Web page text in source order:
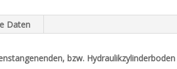
Daten
bzw. Hydraulikzylinderboden